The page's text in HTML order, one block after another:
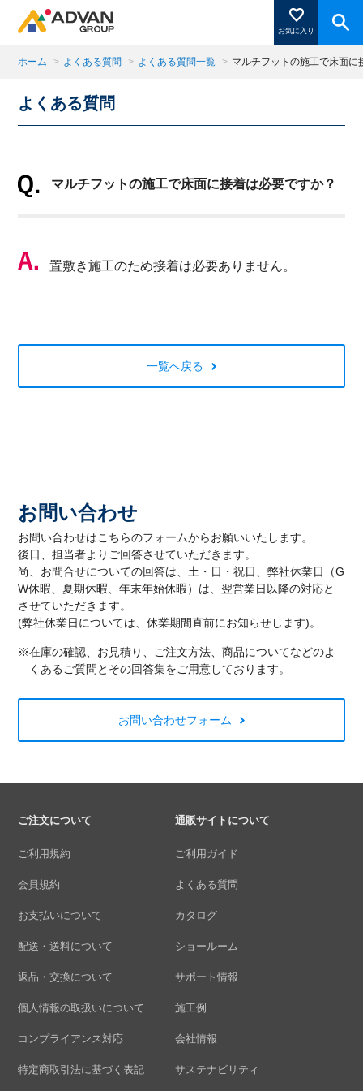
お気に入り
商品ページにある「お気に入り登録」を押すと登録した
商品がここに表示されます。
ホーム > よくある質問 > よくある質問一覧 > マルチフットの施工で床面に
よくある質問
マルチフットの施工で床面に接着は必要ですか？
置敷き施工のため接着は必要ありません。
一覧へ戻る
お問い合わせ
お問い合わせはこちらのフォームからお願いいたします。
後日、担当者よりご回答させていただきます。
尚、お問合せについての回答は、土・日・祝日、弊社休業日（G
W休暇、夏期休暇、年末年始休暇）は、翌営業日以降の対応と
させていただきます。
(弊社休業日については、休業期間直前にお知らせします)。
※在庫の確認、お見積り、ご注文方法、商品についてなどのよ
くあるご質問とその回答集をご用意しております。
お問い合わせフォーム
ご注文について
ご利用規約
会員規約
お支払いについて
配送・送料について
返品・交換について
個人情報の取扱いについて
コンプライアンス対応
特定商取引法に基づく表記
通販サイトについて
ご利用ガイド
よくある質問
カタログ
ショールーム
サポート情報
施工例
会社情報
サステナビリティ